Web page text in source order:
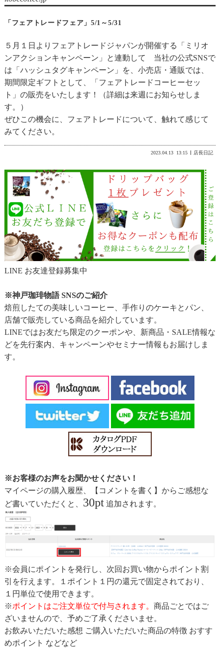
「フェアトレードフェア」5/1～5/31
５月１日よりフェアトレードジャパンが開催する「 ミリオ
ンアクションキャンペーン 」と連動して 当社の公式SNSで
は 「ハッシュタグキャンペーン」
を、小売店・通販では、
期間限定ギフトとして、
「フェアトレードコーヒーセッ
ト」 の販売をいたします！（詳細は来週にお知らせしま
す。）
ぜひこの機会に、フェアトレードについて、触れて感じて
みてください。
2023.04.13 13:15 店長日記
LINE お友達登録募集中
※神戸珈琲物語 SNSのご紹介
焙煎したての美味しいコーヒー、手作りのケーキとパン、
店舗で販売している商品を紹介しています。
LINEではお友だち限定のクーポンや、新商品・SALE情報な
どを先行案内、キャンペーンやセミナー情報もお届けしま
す。
※お客様のお声をお聞かせください！
マイページの購入履歴、【コメントを書く】からご感想な
ど書いていただくと、 30pt追加されます。
※会員にポイントを発行し、次回お買い物からポイント割
引を行えます。１ポイント１円の還元で固定されており、
１円単位で使用できます。
※ポイントはご注文単位で付与されます。 商品ごとではご
ざいませんので、予めご了承くださいませ。
お飲みいただいた感想 ご購入いただいた商品の特徴 おすす
めポイント などなど